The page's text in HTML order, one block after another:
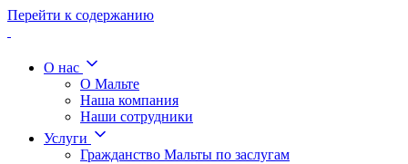
Перейти к содержанию
О нас
О Мальте
Наша компания
Наши сотрудники
Услуги
Гражданство Мальты по заслугам